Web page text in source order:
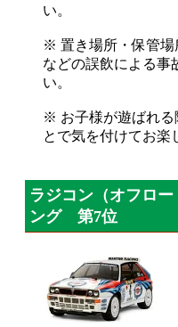
い。
※ 置き場所・保管場
などの誤飲による事
い。
※ お子様が遊ばれる
とで気を付けてお楽
ラジコン（オフロ
ング 第7位